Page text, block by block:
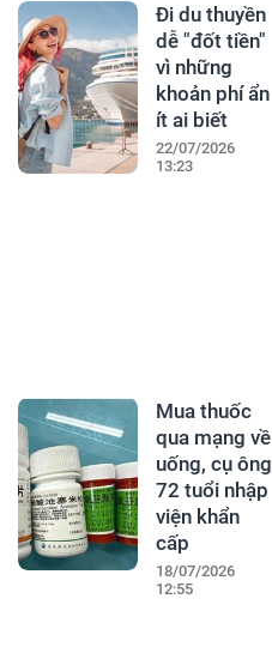
Đi du thuyền
dễ "đốt tiền"
vì những
khoản phí ẩn
ít ai biết
22/07/2026
13:23
Mua thuốc
qua mạng về
uống, cụ ông
72 tuổi nhập
viện khẩn
cấp
18/07/2026
12:55